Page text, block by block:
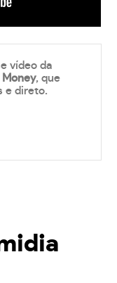
vídeo da
Money, que
e direto.